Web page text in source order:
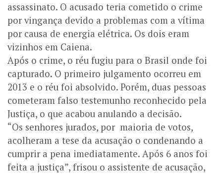
assassinato. O acusado teria cometido o crime
por vingança devido a problemas com a vítima
por causa de energia elétrica. Os dois eram
vizinhos em Caiena.
Após o crime, o réu fugiu para o Brasil onde foi
capturado. O primeiro julgamento ocorreu em
2013 e o réu foi absolvido. Porém, duas pessoas
cometeram falso testemunho reconhecido pela
Justiça, o que acabou anulando a decisão.
“Os senhores jurados, por maioria de votos,
acolheram a tese da acusação o condenando a
cumprir a pena imediatamente. Após 6 anos foi
feita a justiça”, frisou o assistente de acusação,